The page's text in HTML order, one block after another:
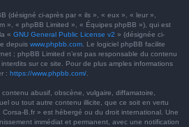
(désigné ci-après par « ils », « eux », « leur »,
», « phpBB Limited », « Équipes phpBB »), qui est
« GNU General Public License v2 » (désignée ci-
depuis www.phpbb.com . Le logiciel phpBB facilite
; phpBB Limited n’est pas responsable du contenu
sur ce site. Pour de plus amples informations
: https://www.phpbb.com/
abusif, obscène, vulgaire, diffamatoire,
ou tout autre contenu illicite, que ce soit en vertu
B.fr » est hébergé ou du droit international. Une
immédiat et permanent, avec une notification